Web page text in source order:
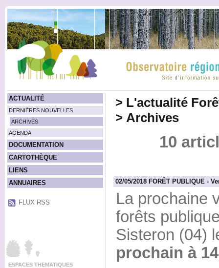
ACTUALITÉ
DERNIÈRES NOUVELLES
ARCHIVES
AGENDA
DOCUMENTATION
CARTOTHÈQUE
LIENS
ANNUAIRES
FLUX RSS
ESPACES THEMATIQUES
> L'actualité
> Archives
10
02/05/2018 FORÊT PUBLIQUE -
La prochaine
forêts
Sisteron (04)
prochain à